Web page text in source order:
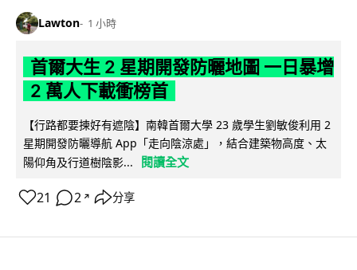
Lawton 1 小時
首爾大生 2 星期開發防曬地圖 一日暴增
2 萬人下載衝榜首
【行路都要揀好有遮陰】南韓首爾大學 23 歲學生劉敏俊利用 2
星期開發防曬導航 App「走向陰涼處」，結合建築物高度、太
陽仰角及行道樹陰影...
閱讀全文
21 2 ↗ 分享